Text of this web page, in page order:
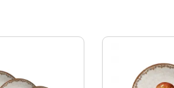
o funcionamento das
e entender como você usa
Você também tem a opção